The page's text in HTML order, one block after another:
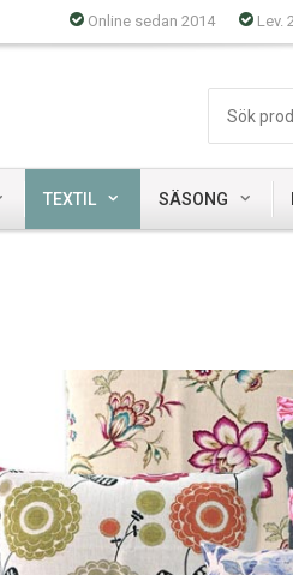
Online sedan 2014 Lev.
TEXTIL SÄSONG